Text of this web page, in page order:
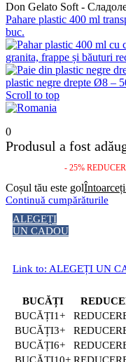
Don Gelato Soft -
Pahare plastic 400 ml
buc.
plastic negre drepte Ø8 –
Scroll to top
0
Produsul a fost
- 25%
Coșul tău este gol
Continuă cumpărăturile
ALEGEȚI
UN CADOU
Link to: ALEGEȚI UN
BUCĂȚI
1+
3+
6+